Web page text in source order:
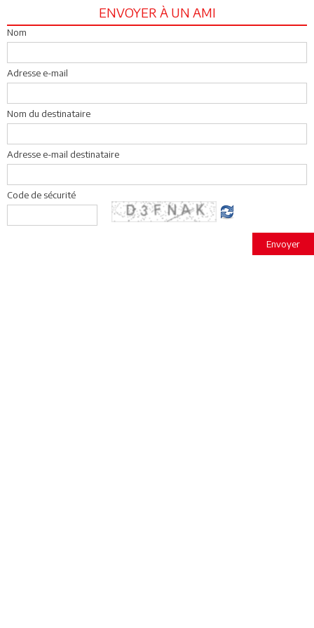
ENVOYER À UN AMI
Nom
Adresse e-mail
Nom du destinataire
Adresse e-mail destinataire
Code de sécurité
Envoyer